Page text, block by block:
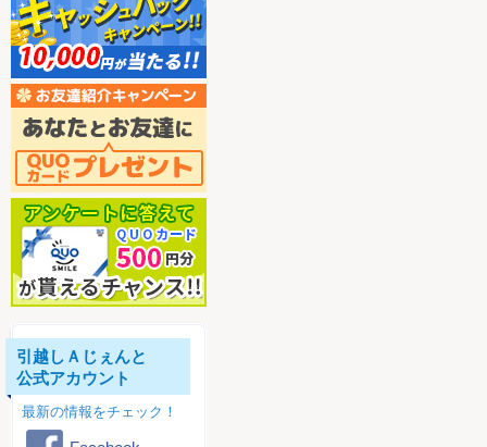
引越しＡじぇんと
公式アカウント
最新の情報をチェック！